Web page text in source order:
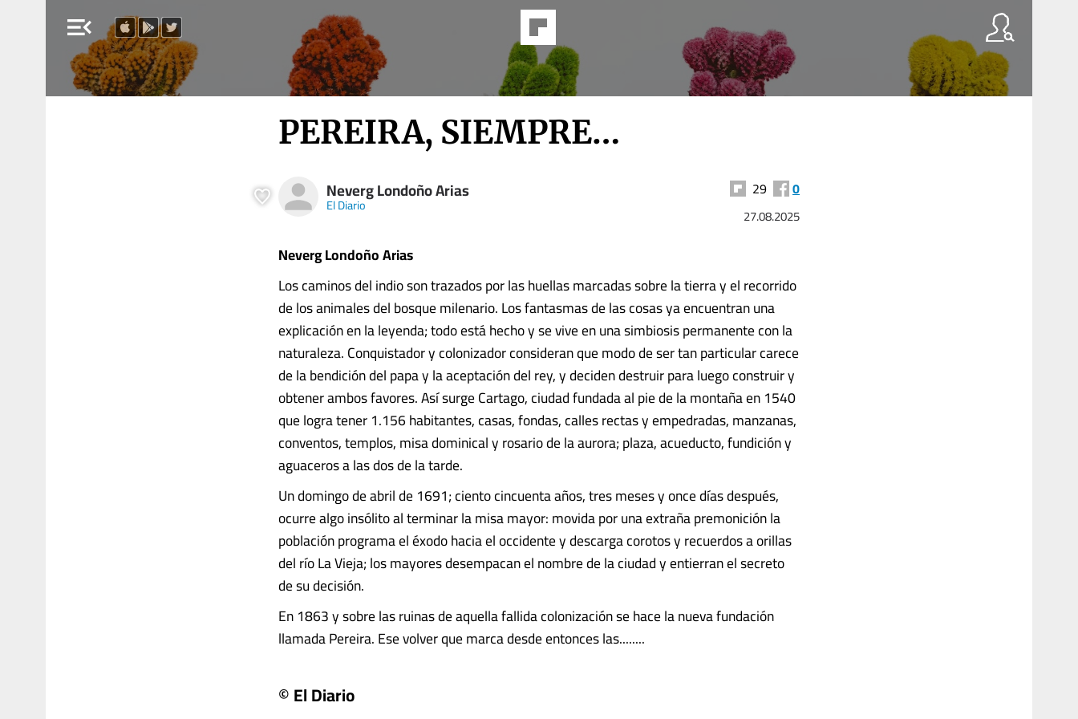
menu_open
PEREIRA, SIEMPRE…
Neverg Londoño Arias
El Diario
29 0
27.08.2025
Neverg Londoño Arias
Los caminos del indio son trazados por las huellas marcadas sobre la tierra y el recorrido
de los animales del bosque milenario. Los fantasmas de las cosas ya encuentran una
explicación en la leyenda; todo está hecho y se vive en una simbiosis permanente con la
naturaleza. Conquistador y colonizador consideran que modo de ser tan particular carece
de la bendición del papa y la aceptación del rey, y deciden destruir para luego construir y
obtener ambos favores. Así surge Cartago, ciudad fundada al pie de la montaña en 1540
que logra tener 1.156 habitantes, casas, fondas, calles rectas y empedradas, manzanas,
conventos, templos, misa dominical y rosario de la aurora; plaza, acueducto, fundición y
aguaceros a las dos de la tarde.
Un domingo de abril de 1691; ciento cincuenta años, tres meses y once días después,
ocurre algo insólito al terminar la misa mayor: movida por una extraña premonición la
población programa el éxodo hacia el occidente y descarga corotos y recuerdos a orillas
del río La Vieja; los mayores desempacan el nombre de la ciudad y entierran el secreto
de su decisión.
En 1863 y sobre las ruinas de aquella fallida colonización se hace la nueva fundación
llamada Pereira. Ese volver que marca desde entonces las........
© El Diario